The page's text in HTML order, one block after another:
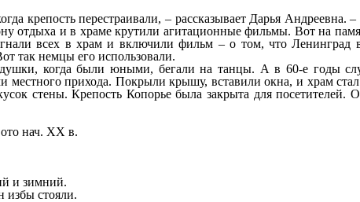
крепость перестраивали, – рассказывает Дарья Андреевна.
отдыха и в храме крутили агитационные фильмы. Вот на
всех в храм и включили фильм – о том, что Ленинград
так немцы его использовали.
когда были юными, бегали на танцы. А в 60-е годы
местного прихода. Покрыли крышу, вставили окна, и храм
стены. Крепость Копорье была закрыта для
нач. ХХ в.
и зимний.
избы стояли.